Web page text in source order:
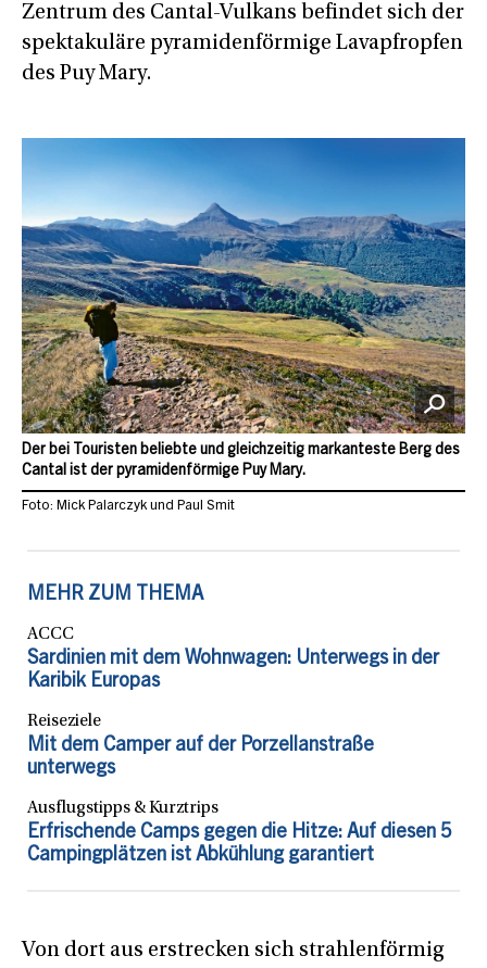
Zentrum des Cantal-Vulkans befindet sich der
spektakuläre pyramidenförmige Lavapfropfen
des Puy Mary.
Der bei Touristen beliebte und gleichzeitig markanteste Berg des
Cantal ist der pyramidenförmige Puy Mary.
Foto: Mick Palarczyk und Paul Smit
MEHR ZUM THEMA
ACCC
Sardinien mit dem Wohnwagen: Unterwegs in der
Karibik Europas
Reiseziele
Mit dem Camper auf der Porzellanstraße
unterwegs
Ausflugstipps & Kurztrips
Erfrischende Camps gegen die Hitze: Auf diesen 5
Campingplätzen ist Abkühlung garantiert
Von dort aus erstrecken sich strahlenförmig